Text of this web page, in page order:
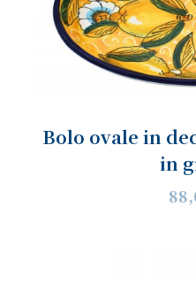
Bolo ovale in
in